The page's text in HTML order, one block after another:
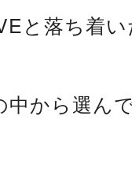
と落ち着
中から選ん